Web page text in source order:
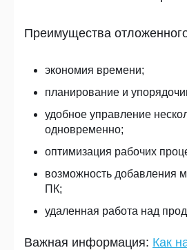
Преимущества
экономия времени;
планирование и
удобное управление
одновременно;
оптимизация рабочих
возможность добавления
ПК;
удаленная работа над
Важная информация: Как